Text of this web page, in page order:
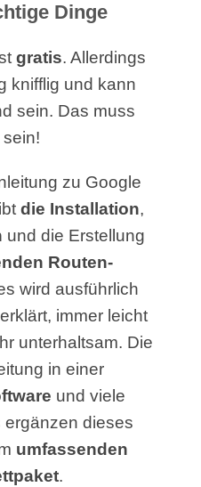
Dinge
gratis. Allerdings
knifflig und kann
sein. Das muss
zu Google
die Installation,
und die Erstellung
Routen-
wird ausführlich
immer leicht
unterhaltsam. Die
in einer
und viele
ergänzen dieses
umfassenden
.